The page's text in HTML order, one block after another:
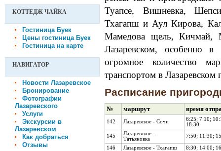
Туапсе, Вишневка,
Тхагапш и Аул Кирова,
Мамедова щель, Кичмай,
Лазаревском, особенно в
огромное количество
транспортом в Лазаревском
Расписание
№ маршрут время
142 Лазаревское - Сочи
6:25; 7:10;
18:30
145
Лазаревское -
Татьяновка
7:50; 11:30;
146 Лазаревское - Тхагапш
8:30; 14:00;
КОТТЕДЖ ЧАЙКА
Гостиница Буек
Цены гостиница Буек
Гостиница на карте
НАВИГАТОР
Новости Лазаревское
Бронирование
Фотографии
Лазаревского
Услуги
Экскурсии в
Лазаревском
Как добраться
Отзывы